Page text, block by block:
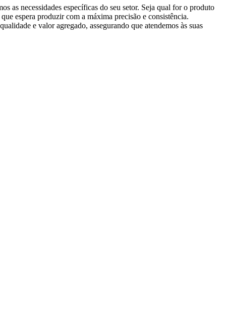
as necessidades específicas do seu setor. Seja qual for o produto
espera produzir com a máxima precisão e consistência.
e valor agregado, assegurando que atendemos às suas